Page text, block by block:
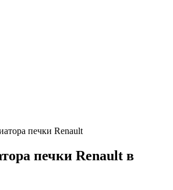
печки Renault
печки Renault в